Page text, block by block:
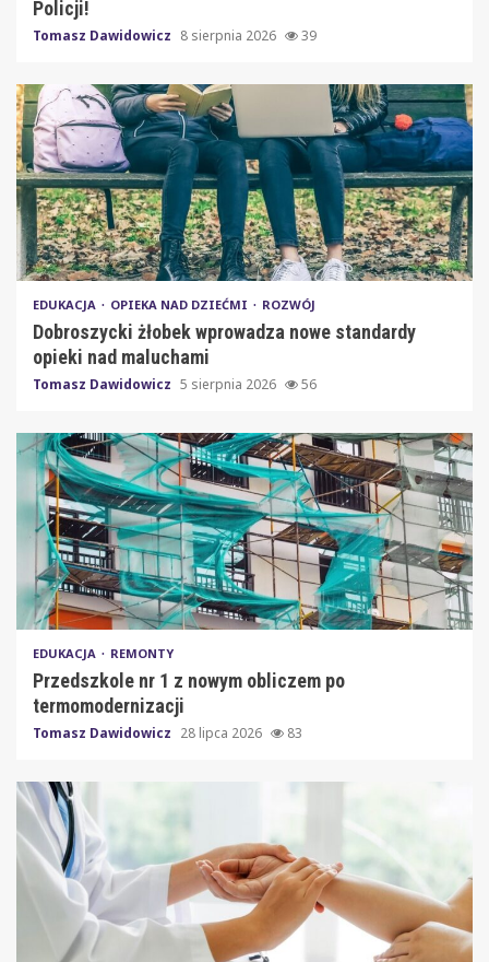
Policji!
Tomasz Dawidowicz 8 sierpnia 2026 39
EDUKACJA OPIEKA NAD DZIEĆMI ROZWÓJ
Dobroszycki żłobek wprowadza nowe standardy
opieki nad maluchami
Tomasz Dawidowicz 5 sierpnia 2026 56
EDUKACJA REMONTY
Przedszkole nr 1 z nowym obliczem po
termomodernizacji
Tomasz Dawidowicz 28 lipca 2026 83